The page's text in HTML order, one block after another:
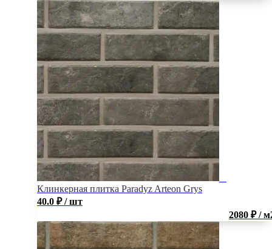
Клинкерная плитка Paradyz Arteon Grys
40.0 ₽ / шт
2080 ₽ /